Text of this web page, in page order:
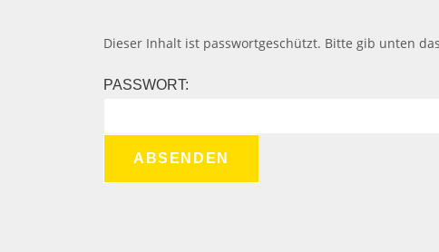
Dieser Inhalt ist passwortgeschützt. Bitte gib unten
PASSWORT: